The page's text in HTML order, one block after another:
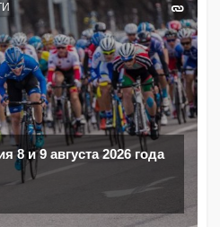
8 и 9 августа 2026 года